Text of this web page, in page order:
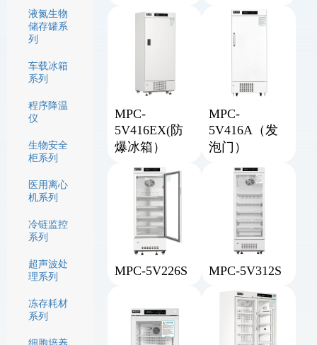
液氮生物
储存罐系
列
车载冰箱
系列
程序降温
仪
生物安全
柜系列
医用离心
机系列
冷链监控
系列
超声波处
理系列
冻存耗材
系列
MPC-
5V416EX(防
爆冰箱）
MPC-
5V416A（发
泡门）
MPC-5V226S MPC-5V312S